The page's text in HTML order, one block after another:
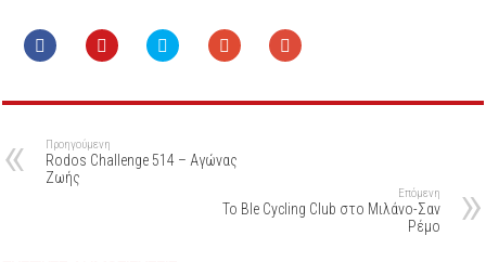
Προηγούμενη
Rodos Challenge 514 – Αγώνας
Ζωής
Επόμενη
Το Ble Cycling Club στο Μιλάνο-Σαν
Ρέμο